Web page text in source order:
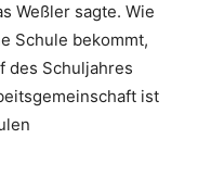
Weßler sagte. Wie
Schule bekommt,
des Schuljahres
ist